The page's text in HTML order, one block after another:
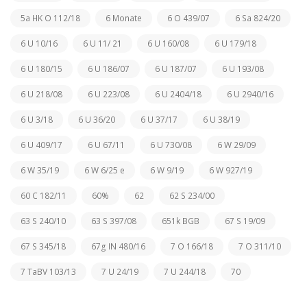
5a HK O 112/18 6 Monate 6 O 439/07 6 Sa 824/20
6 U 10/16 6 U 11/ 21 6 U 160/08 6 U 179/18
6 U 180/15 6 U 186/07 6 U 187/07 6 U 193/08
6 U 218/08 6 U 223/08 6 U 2404/18 6 U 2940/16
6 U 3/18 6 U 36/20 6 U 37/17 6 U 38/19
6 U 409/17 6 U 67/11 6 U 730/08 6 W 29/09
6 W 35/19 6 W 6/25 e 6 W 9/19 6 W 927/19
60 C 182/11 60% 62 62 S 234/00
63 S 240/10 63 S 397/08 651k BGB 67 S 19/09
67 S 345/18 67g IN 480/16 7 O 166/18 7 O 311/10
7 TaBV 103/13 7 U 24/19 7 U 244/18 70